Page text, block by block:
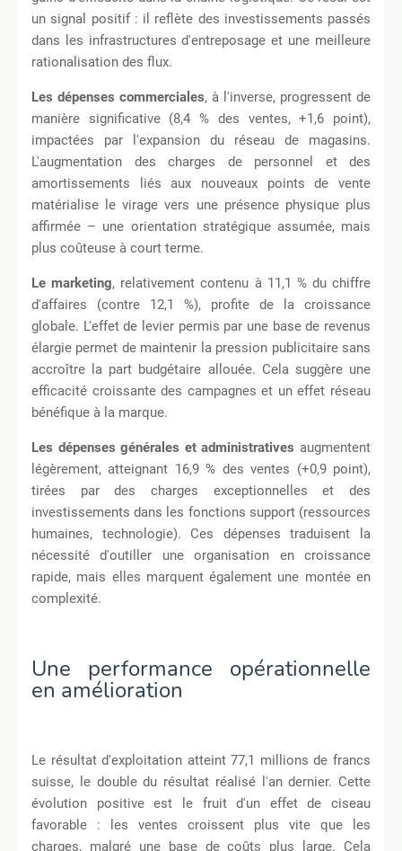
un signal positif : il reflète des investissements passés
dans les infrastructures d'entreposage et une meilleure
rationalisation des flux.
Les dépenses commerciales, à l'inverse, progressent de
manière significative (8,4 % des ventes, +1,6 point),
impactées par l'expansion du réseau de magasins.
L'augmentation des charges de personnel et des
amortissements liés aux nouveaux points de vente
matérialise le virage vers une présence physique plus
affirmée – une orientation stratégique assumée, mais
plus coûteuse à court terme.
Le marketing, relativement contenu à 11,1 % du chiffre
d'affaires (contre 12,1 %), profite de la croissance
globale. L'effet de levier permis par une base de revenus
élargie permet de maintenir la pression publicitaire sans
accroître la part budgétaire allouée. Cela suggère une
efficacité croissante des campagnes et un effet réseau
bénéfique à la marque.
Les dépenses générales et administratives augmentent
légèrement, atteignant 16,9 % des ventes (+0,9 point),
tirées par des charges exceptionnelles et des
investissements dans les fonctions support (ressources
humaines, technologie). Ces dépenses traduisent la
nécessité d'outiller une organisation en croissance
rapide, mais elles marquent également une montée en
complexité.
Une performance opérationnelle
en amélioration
Le résultat d'exploitation atteint 77,1 millions de francs
suisse, le double du résultat réalisé l'an dernier. Cette
évolution positive est le fruit d'un effet de ciseau
favorable : les ventes croissent plus vite que les
charges, malgré une base de coûts plus large. Cela